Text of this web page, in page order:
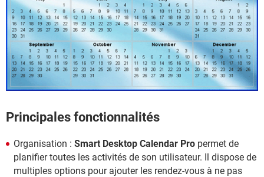
Principales fonctionnalités
Organisation : Smart Desktop Calendar Pro permet de
planifier toutes les activités de son utilisateur. Il dispose de
multiples options pour ajouter les rendez-vous à ne pas